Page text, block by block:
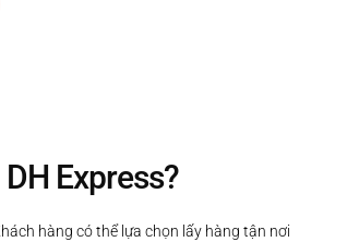
Express?
hàng có thể lựa chọn lấy hàng tận nơi